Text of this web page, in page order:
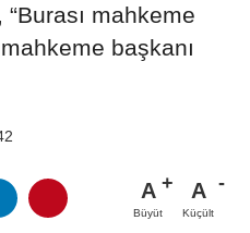
mahkeme
başkanı
A
Büyüt
A
Küçült